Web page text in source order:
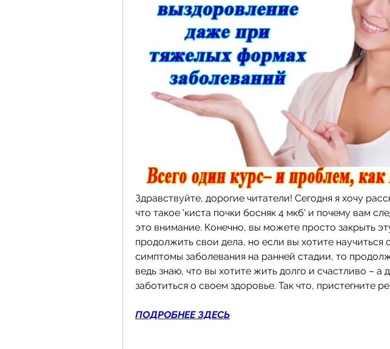
Здравствуйте, дорогие читатели! Сегодня я хочу
что такое 'киста почки босняк 4 мкб' и почему вам
это внимание. Конечно, вы можете просто закрыть
продолжить свои дела, но если вы хотите научиться
симптомы заболевания на ранней стадии, то
ведь знаю, что вы хотите жить долго и счастливо – а
заботиться о своем здоровье. Так что, пристегните
ПОДРОБНЕЕ ЗДЕСЬ